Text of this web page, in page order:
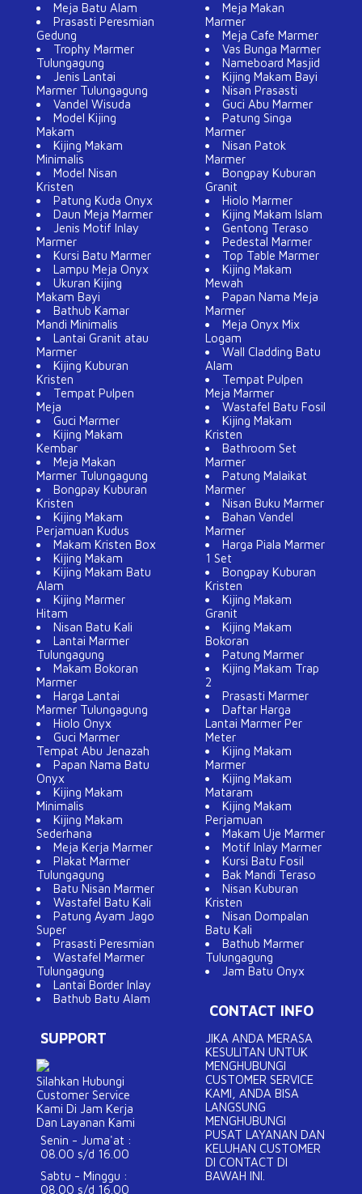
Meja Batu Alam
Prasasti Peresmian
Gedung
Trophy Marmer
Tulungagung
Jenis Lantai
Marmer Tulungagung
Vandel Wisuda
Model Kijing
Makam
Kijing Makam
Minimalis
Model Nisan
Kristen
Patung Kuda Onyx
Daun Meja Marmer
Jenis Motif Inlay
Marmer
Kursi Batu Marmer
Lampu Meja Onyx
Ukuran Kijing
Makam Bayi
Bathub Kamar
Mandi Minimalis
Lantai Granit atau
Marmer
Kijing Kuburan
Kristen
Tempat Pulpen
Meja
Guci Marmer
Kijing Makam
Kembar
Meja Makan
Marmer Tulungagung
Bongpay Kuburan
Kristen
Kijing Makam
Perjamuan Kudus
Makam Kristen Box
Kijing Makam
Kijing Makam Batu
Alam
Kijing Marmer
Hitam
Nisan Batu Kali
Lantai Marmer
Tulungagung
Makam Bokoran
Marmer
Harga Lantai
Marmer Tulungagung
Hiolo Onyx
Guci Marmer
Tempat Abu Jenazah
Papan Nama Batu
Onyx
Kijing Makam
Minimalis
Kijing Makam
Sederhana
Meja Kerja Marmer
Plakat Marmer
Tulungagung
Batu Nisan Marmer
Wastafel Batu Kali
Patung Ayam Jago
Super
Prasasti Peresmian
Wastafel Marmer
Tulungagung
Lantai Border Inlay
Bathub Batu Alam
SUPPORT
Silahkan Hubungi
Customer Service
Kami Di Jam Kerja
Dan Layanan Kami
Senin - Juma'at :
08.00 s/d 16.00
Sabtu - Minggu :
08.00 s/d 16.00
Meja Makan
Marmer
Meja Cafe Marmer
Vas Bunga Marmer
Nameboard Masjid
Kijing Makam Bayi
Nisan Prasasti
Guci Abu Marmer
Patung Singa
Marmer
Nisan Patok
Marmer
Bongpay Kuburan
Granit
Hiolo Marmer
Kijing Makam Islam
Gentong Teraso
Pedestal Marmer
Top Table Marmer
Kijing Makam
Mewah
Papan Nama Meja
Marmer
Meja Onyx Mix
Logam
Wall Cladding Batu
Alam
Tempat Pulpen
Meja Marmer
Wastafel Batu Fosil
Kijing Makam
Kristen
Bathroom Set
Marmer
Patung Malaikat
Marmer
Nisan Buku Marmer
Bahan Vandel
Marmer
Harga Piala Marmer
1 Set
Bongpay Kuburan
Kristen
Kijing Makam
Granit
Kijing Makam
Bokoran
Patung Marmer
Kijing Makam Trap
2
Prasasti Marmer
Daftar Harga
Lantai Marmer Per
Meter
Kijing Makam
Marmer
Kijing Makam
Mataram
Kijing Makam
Perjamuan
Makam Uje Marmer
Motif Inlay Marmer
Kursi Batu Fosil
Bak Mandi Teraso
Nisan Kuburan
Kristen
Nisan Dompalan
Batu Kali
Bathub Marmer
Tulungagung
Jam Batu Onyx
CONTACT INFO
JIKA ANDA MERASA
KESULITAN UNTUK
MENGHUBUNGI
CUSTOMER SERVICE
KAMI, ANDA BISA
LANGSUNG
MENGHUBUNGI
PUSAT LAYANAN DAN
KELUHAN CUSTOMER
DI CONTACT DI
BAWAH INI.